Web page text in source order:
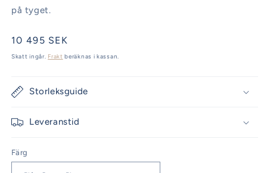
på tyget.
Ordinarie
pris
10 495 SEK
Skatt ingår. Frakt beräknas i kassan.
Storleksguide
Leveranstid
Färg